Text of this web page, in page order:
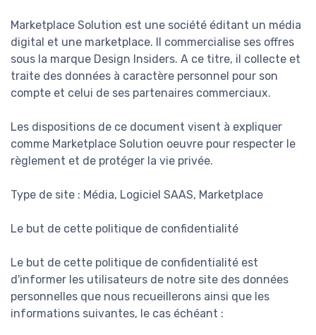
Marketplace Solution est une société éditant un média
digital et une marketplace. Il commercialise ses offres
sous la marque Design Insiders. A ce titre, il collecte et
traite des données à caractère personnel pour son
compte et celui de ses partenaires commerciaux.
Les dispositions de ce document visent à expliquer
comme Marketplace Solution oeuvre pour respecter le
règlement et de protéger la vie privée.
Type de site : Média, Logiciel SAAS, Marketplace
Le but de cette politique de confidentialité
Le but de cette politique de confidentialité est
d'informer les utilisateurs de notre site des données
personnelles que nous recueillerons ainsi que les
informations suivantes, le cas échéant :